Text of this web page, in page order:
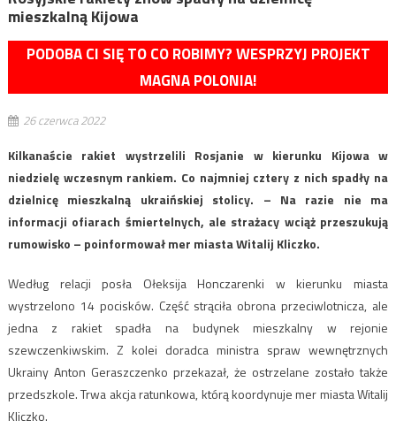
mieszkalną Kijowa
PODOBA CI SIĘ TO CO ROBIMY? WESPRZYJ PROJEKT
MAGNA POLONIA!
26 czerwca 2022
Kilkanaście rakiet wystrzelili Rosjanie w kierunku Kijowa w
niedzielę wczesnym rankiem. Co najmniej cztery z nich spadły na
dzielnicę mieszkalną ukraińskiej stolicy. – Na razie nie ma
informacji ofiarach śmiertelnych, ale strażacy wciąż przeszukują
rumowisko – poinformował mer miasta Witalij Kliczko.
Według relacji posła Ołeksija Honczarenki w kierunku miasta
wystrzelono 14 pocisków. Część strąciła obrona przeciwlotnicza, ale
jedna z rakiet spadła na budynek mieszkalny w rejonie
szewczenkiwskim. Z kolei doradca ministra spraw wewnętrznych
Ukrainy Anton Geraszczenko przekazał, że ostrzelane zostało także
przedszkole. Trwa akcja ratunkowa, którą koordynuje mer miasta Witalij
Kliczko.